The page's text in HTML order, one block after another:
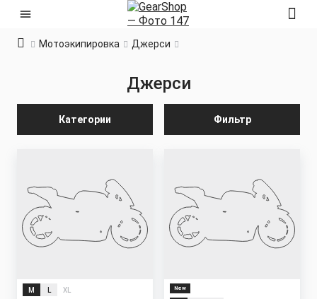
Мотоэкипировка Джерси
Джерси
M XL New
Категории Фильтр